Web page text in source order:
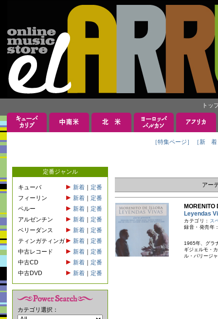
トッ
［特集ページ］ ［新 着
定番ジャンル
キューバ 新着
定番
フィーリン
新着
定番
ペルー
新着
定番
アルゼンチン
新着
定番
ベリーダンス
新着
定番
ティンガティンガ
新着
定番
中古レコード
新着
定番
中古CD
新着
定番
中古DVD
新着 定番
カテゴリ選択：
アー
Leyendas
カテゴリ： ス
録音・発売年
1965年、グラ
ギジェルモ・
ル・パリージ